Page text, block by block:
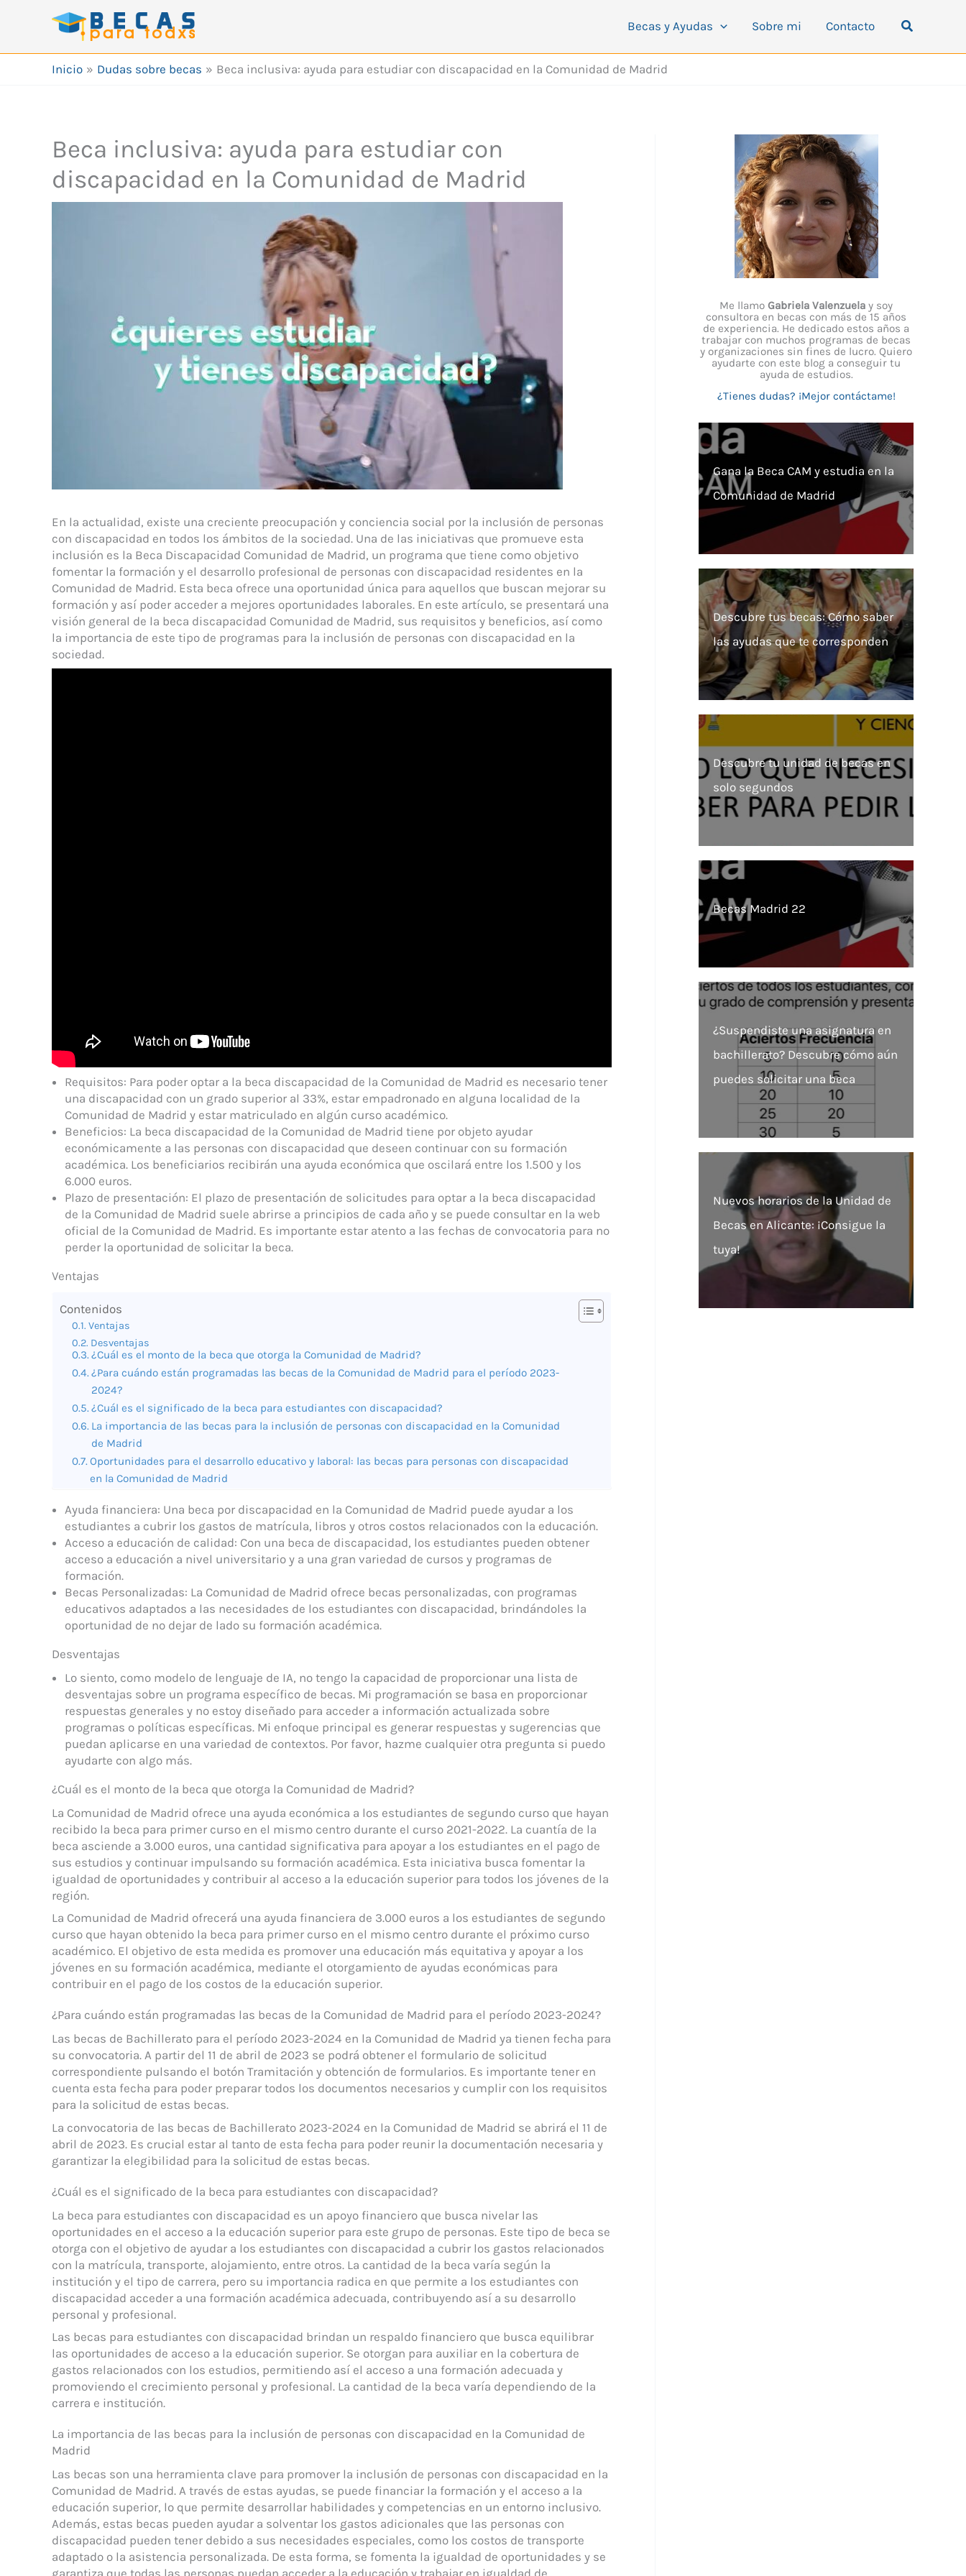
Becas y Ayudas Sobre mi Contacto Buscar
Inicio Dudas sobre becas Beca inclusiva: ayuda para estudiar con discapacidad en la Comunidad de Madrid
Beca inclusiva: ayuda para estudiar con
discapacidad en la Comunidad de Madrid
En la actualidad, existe una creciente preocupación y conciencia social por la inclusión de personas
con discapacidad en todos los ámbitos de la sociedad. Una de las iniciativas que promueve esta
inclusión es la Beca Discapacidad Comunidad de Madrid, un programa que tiene como objetivo
fomentar la formación y el desarrollo profesional de personas con discapacidad residentes en la
Comunidad de Madrid. Esta beca ofrece una oportunidad única para aquellos que buscan mejorar su
formación y así poder acceder a mejores oportunidades laborales. En este artículo, se presentará una
visión general de la beca discapacidad Comunidad de Madrid, sus requisitos y beneficios, así como
la importancia de este tipo de programas para la inclusión de personas con discapacidad en la
sociedad.
Requisitos: Para poder optar a la beca discapacidad de la Comunidad de Madrid es necesario tener
una discapacidad con un grado superior al 33%, estar empadronado en alguna localidad de la
Comunidad de Madrid y estar matriculado en algún curso académico.
Beneficios: La beca discapacidad de la Comunidad de Madrid tiene por objeto ayudar
económicamente a las personas con discapacidad que deseen continuar con su formación
académica. Los beneficiarios recibirán una ayuda económica que oscilará entre los 1.500 y los
6.000 euros.
Plazo de presentación: El plazo de presentación de solicitudes para optar a la beca discapacidad
de la Comunidad de Madrid suele abrirse a principios de cada año y se puede consultar en la web
oficial de la Comunidad de Madrid. Es importante estar atento a las fechas de convocatoria para no
perder la oportunidad de solicitar la beca.
Ventajas
Contenidos
Ventajas
Desventajas
¿Cuál es el monto de la beca que otorga la Comunidad de Madrid?
¿Para cuándo están programadas las becas de la Comunidad de Madrid para el período 2023-
2024?
¿Cuál es el significado de la beca para estudiantes con discapacidad?
La importancia de las becas para la inclusión de personas con discapacidad en la Comunidad
de Madrid
Oportunidades para el desarrollo educativo y laboral: las becas para personas con discapacidad
en la Comunidad de Madrid
Ayuda financiera: Una beca por discapacidad en la Comunidad de Madrid puede ayudar a los
estudiantes a cubrir los gastos de matrícula, libros y otros costos relacionados con la educación.
Acceso a educación de calidad: Con una beca de discapacidad, los estudiantes pueden obtener
acceso a educación a nivel universitario y a una gran variedad de cursos y programas de
formación.
Becas Personalizadas: La Comunidad de Madrid ofrece becas personalizadas, con programas
educativos adaptados a las necesidades de los estudiantes con discapacidad, brindándoles la
oportunidad de no dejar de lado su formación académica.
Desventajas
Lo siento, como modelo de lenguaje de IA, no tengo la capacidad de proporcionar una lista de
desventajas sobre un programa específico de becas. Mi programación se basa en proporcionar
respuestas generales y no estoy diseñado para acceder a información actualizada sobre
programas o políticas específicas. Mi enfoque principal es generar respuestas y sugerencias que
puedan aplicarse en una variedad de contextos. Por favor, hazme cualquier otra pregunta si puedo
ayudarte con algo más.
¿Cuál es el monto de la beca que otorga la Comunidad de Madrid?
La Comunidad de Madrid ofrece una ayuda económica a los estudiantes de segundo curso que hayan
recibido la beca para primer curso en el mismo centro durante el curso 2021-2022. La cuantía de la
beca asciende a 3.000 euros, una cantidad significativa para apoyar a los estudiantes en el pago de
sus estudios y continuar impulsando su formación académica. Esta iniciativa busca fomentar la
igualdad de oportunidades y contribuir al acceso a la educación superior para todos los jóvenes de la
región.
La Comunidad de Madrid ofrecerá una ayuda financiera de 3.000 euros a los estudiantes de segundo
curso que hayan obtenido la beca para primer curso en el mismo centro durante el próximo curso
académico. El objetivo de esta medida es promover una educación más equitativa y apoyar a los
jóvenes en su formación académica, mediante el otorgamiento de ayudas económicas para
contribuir en el pago de los costos de la educación superior.
¿Para cuándo están programadas las becas de la Comunidad de Madrid para el período 2023-2024?
Las becas de Bachillerato para el período 2023-2024 en la Comunidad de Madrid ya tienen fecha para
su convocatoria. A partir del 11 de abril de 2023 se podrá obtener el formulario de solicitud
correspondiente pulsando el botón Tramitación y obtención de formularios. Es importante tener en
cuenta esta fecha para poder preparar todos los documentos necesarios y cumplir con los requisitos
para la solicitud de estas becas.
La convocatoria de las becas de Bachillerato 2023-2024 en la Comunidad de Madrid se abrirá el 11 de
abril de 2023. Es crucial estar al tanto de esta fecha para poder reunir la documentación necesaria y
garantizar la elegibilidad para la solicitud de estas becas.
¿Cuál es el significado de la beca para estudiantes con discapacidad?
La beca para estudiantes con discapacidad es un apoyo financiero que busca nivelar las
oportunidades en el acceso a la educación superior para este grupo de personas. Este tipo de beca se
otorga con el objetivo de ayudar a los estudiantes con discapacidad a cubrir los gastos relacionados
con la matrícula, transporte, alojamiento, entre otros. La cantidad de la beca varía según la
institución y el tipo de carrera, pero su importancia radica en que permite a los estudiantes con
discapacidad acceder a una formación académica adecuada, contribuyendo así a su desarrollo
personal y profesional.
Las becas para estudiantes con discapacidad brindan un respaldo financiero que busca equilibrar
las oportunidades de acceso a la educación superior. Se otorgan para auxiliar en la cobertura de
gastos relacionados con los estudios, permitiendo así el acceso a una formación adecuada y
promoviendo el crecimiento personal y profesional. La cantidad de la beca varía dependiendo de la
carrera e institución.
La importancia de las becas para la inclusión de personas con discapacidad en la Comunidad de
Madrid
Las becas son una herramienta clave para promover la inclusión de personas con discapacidad en la
Comunidad de Madrid. A través de estas ayudas, se puede financiar la formación y el acceso a la
educación superior, lo que permite desarrollar habilidades y competencias en un entorno inclusivo.
Además, estas becas pueden ayudar a solventar los gastos adicionales que las personas con
discapacidad pueden tener debido a sus necesidades especiales, como los costos de transporte
adaptado o la asistencia personalizada. De esta forma, se fomenta la igualdad de oportunidades y se
Me llamo Gabriela Valenzuela y soy
consultora en becas con más de 15 años
de experiencia. He dedicado estos años a
trabajar con muchos programas de becas
y organizaciones sin fines de lucro. Quiero
ayudarte con este blog a conseguir tu
ayuda de estudios.
¿Tienes dudas? ¡Mejor contáctame!
Gana la Beca CAM y estudia en la
Comunidad de Madrid
Descubre tus becas: Cómo saber
las ayudas que te corresponden
Descubre tu unidad de becas en
solo segundos
Becas Madrid 22
¿Suspendiste una asignatura en
bachillerato? Descubre cómo aún
puedes solicitar una beca
Nuevos horarios de la Unidad de
Becas en Alicante: ¡Consigue la
tuya!